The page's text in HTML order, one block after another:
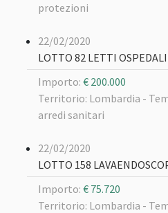
protezioni
22/02/2020
LOTTO 82 LETTI
Importo: € 200.000
Territorio: Lombardia -
arredi sanitari
22/02/2020
LOTTO 158
Importo: € 75.720
Territorio: Lombardia -